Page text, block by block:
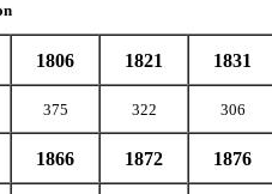
1806 1821 1831
375 322 306
1866 1872 1876